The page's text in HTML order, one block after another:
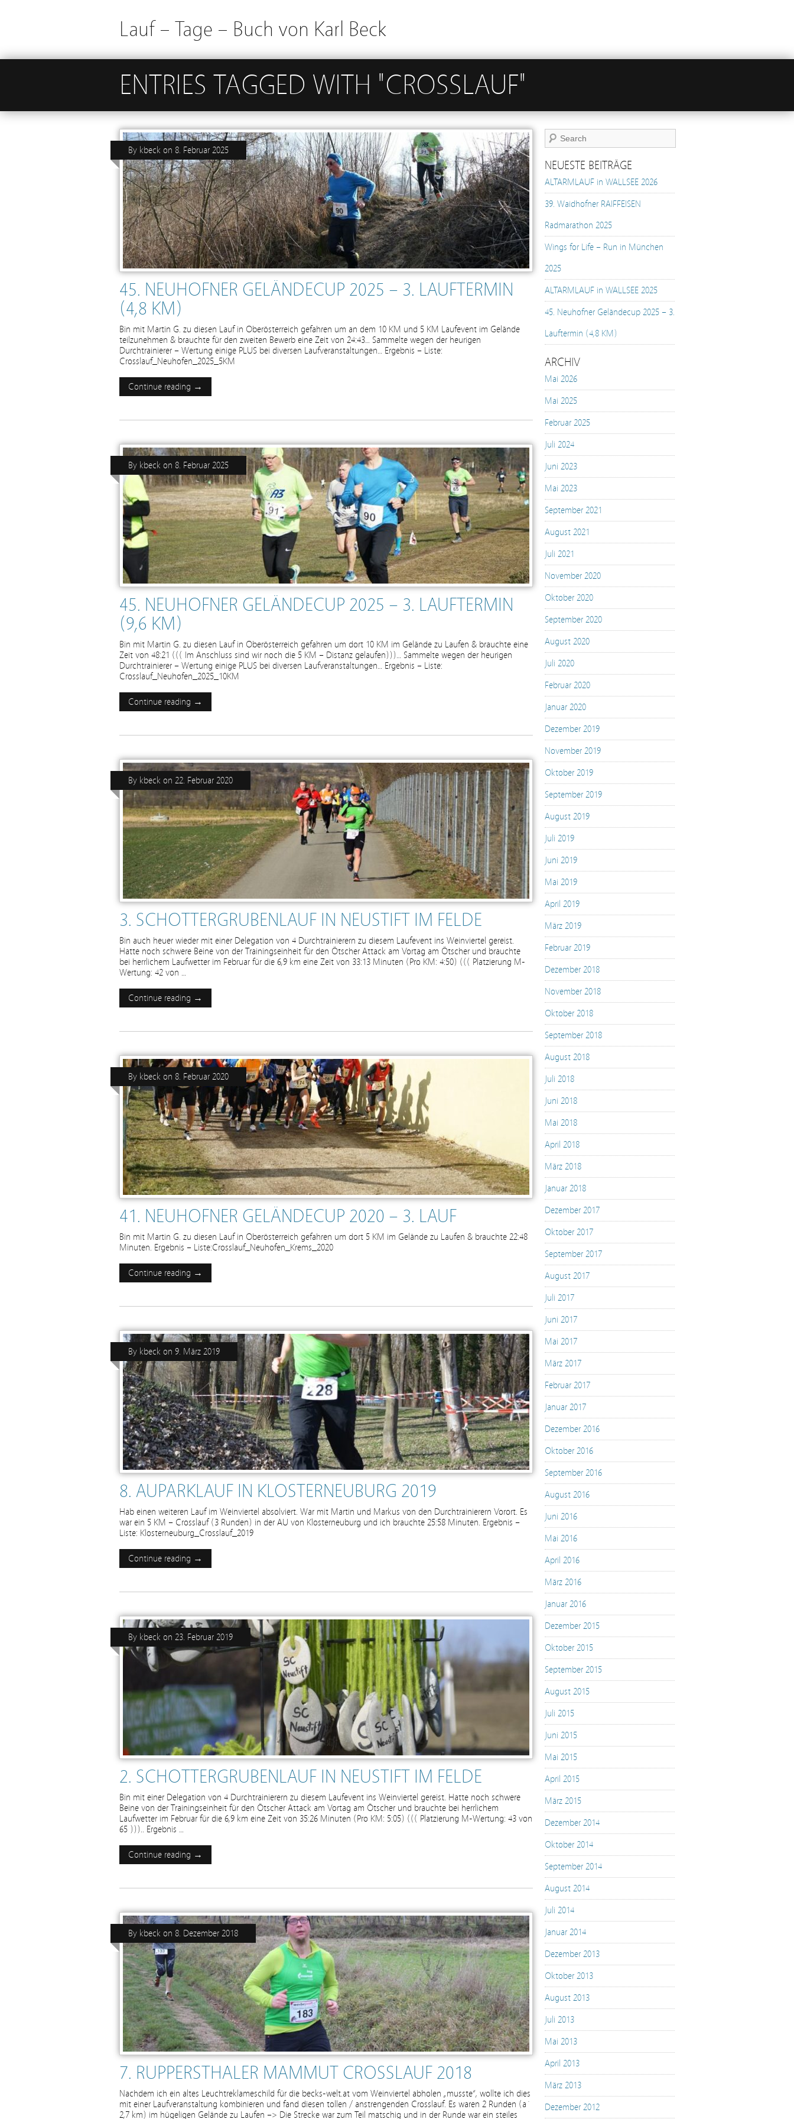
Lauf – Tage – Buch von Karl Beck
ENTRIES TAGGED WITH "CROSSLAUF"
45. NEUHOFNER GELÄNDECUP 2025 – 3. LAUFTERMIN
(4,8 KM)
By kbeck on 8. Februar 2025
Bin mit Martin G. zu diesen Lauf in Oberösterreich gefahren um an dem 10 KM und 5 KM Laufevent im Gelände
teilzunehmen & brauchte für den zweiten Bewerb eine Zeit von 24:43… Sammelte wegen der heurigen
Durchtrainierer – Wertung einige PLUS bei diversen Laufveranstaltungen… Ergebnis – Liste:
Crosslauf_Neuhofen_2025_5KM
Continue reading →
45. NEUHOFNER GELÄNDECUP 2025 – 3. LAUFTERMIN
(9,6 KM)
By kbeck on 8. Februar 2025
Bin mit Martin G. zu diesen Lauf in Oberösterreich gefahren um dort 10 KM im Gelände zu Laufen & brauchte eine
Zeit von 48:21 ((( Im Anschluss sind wir noch die 5 KM – Distanz gelaufen)))… Sammelte wegen der heurigen
Durchtrainierer – Wertung einige PLUS bei diversen Laufveranstaltungen… Ergebnis – Liste:
Crosslauf_Neuhofen_2025_10KM
Continue reading →
3. SCHOTTERGRUBENLAUF IN NEUSTIFT IM FELDE
By kbeck on 22. Februar 2020
Bin auch heuer wieder mit einer Delegation von 4 Durchtrainierern zu diesem Laufevent ins Weinviertel gereist.
Hatte noch schwere Beine von der Trainingseinheit für den Ötscher Attack am Vortag am Ötscher und brauchte
bei herrlichem Laufwetter im Februar für die 6,9 km eine Zeit von 33:13 Minuten (Pro KM: 4:50) ((( Platzierung M-
Wertung: 42 von …
Continue reading →
41. NEUHOFNER GELÄNDECUP 2020 – 3. LAUF
By kbeck on 8. Februar 2020
Bin mit Martin G. zu diesen Lauf in Oberösterreich gefahren um dort 5 KM im Gelände zu Laufen & brauchte 22:48
Minuten. Ergebnis – Liste:Crosslauf_Neuhofen_Krems_2020
Continue reading →
8. AUPARKLAUF IN KLOSTERNEUBURG 2019
By kbeck on 9. März 2019
Hab einen weiteren Lauf im Weinviertel absolviert. War mit Martin und Markus von den Durchtrainierern Vorort. Es
war ein 5 KM – Crosslauf (3 Runden) in der AU von Klosterneuburg und ich brauchte 25:58 Minuten. Ergebnis –
Liste: Klosterneuburg_Crosslauf_2019
Continue reading →
2. SCHOTTERGRUBENLAUF IN NEUSTIFT IM FELDE
By kbeck on 23. Februar 2019
Bin mit einer Delegation von 4 Durchtrainierern zu diesem Laufevent ins Weinviertel gereist. Hatte noch schwere
Beine von der Trainingseinheit für den Ötscher Attack am Vortag am Ötscher und brauchte bei herrlichem
Laufwetter im Februar für die 6,9 km eine Zeit von 35:26 Minuten (Pro KM: 5:05) ((( Platzierung M-Wertung: 43 von
65 ))).. Ergebnis …
Continue reading →
7. RUPPERSTHALER MAMMUT CROSSLAUF 2018
By kbeck on 8. Dezember 2018
Nachdem ich ein altes Leuchtreklameschild für die becks-welt.at vom Weinviertel abholen „musste“, wollte ich dies
mit einer Laufveranstaltung kombinieren und fand diesen tollen / anstrengenden Crosslauf. Es waren 2 Runden (a´
2,7 km) im hügeligen Gelände zu Laufen –> Die Strecke war zum Teil matschig und in der Runde war ein steiles
NEUESTE BEITRÄGE
ALTARMLAUF in WALLSEE 2026
39. Waidhofner RAIFFEISEN
Radmarathon 2025
Wings for Life – Run in München
2025
ALTARMLAUF in WALLSEE 2025
45. Neuhofner Geländecup 2025 – 3.
Lauftermin (4,8 KM)
ARCHIV
Mai 2026
Mai 2025
Februar 2025
Juli 2024
Juni 2023
Mai 2023
September 2021
August 2021
Juli 2021
November 2020
Oktober 2020
September 2020
August 2020
Juli 2020
Februar 2020
Januar 2020
Dezember 2019
November 2019
Oktober 2019
September 2019
August 2019
Juli 2019
Juni 2019
Mai 2019
April 2019
März 2019
Februar 2019
Dezember 2018
November 2018
Oktober 2018
September 2018
August 2018
Juli 2018
Juni 2018
Mai 2018
April 2018
März 2018
Januar 2018
Dezember 2017
Oktober 2017
September 2017
August 2017
Juli 2017
Juni 2017
Mai 2017
März 2017
Februar 2017
Januar 2017
Dezember 2016
Oktober 2016
September 2016
August 2016
Juni 2016
Mai 2016
April 2016
März 2016
Januar 2016
Dezember 2015
Oktober 2015
September 2015
August 2015
Juli 2015
Juni 2015
Mai 2015
April 2015
März 2015
Dezember 2014
Oktober 2014
September 2014
August 2014
Juli 2014
Januar 2014
Dezember 2013
Oktober 2013
August 2013
Juli 2013
Mai 2013
April 2013
März 2013
Dezember 2012